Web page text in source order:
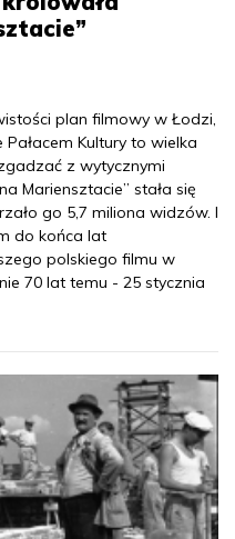
plan filmowy w Łodzi,
Kultury to wielka
z wytycznymi
Mariensztacie” stała się
go 5,7 miliona widzów. I
do końca lat
polskiego filmu w
70 lat temu - 25 stycznia